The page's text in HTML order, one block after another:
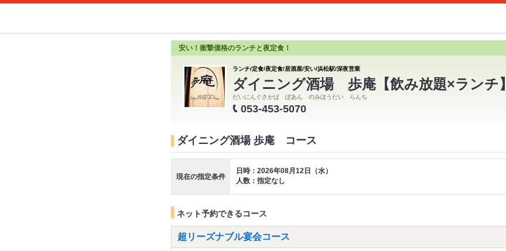
安い！衝撃価格のランチと夜定食！
ランチ/定食/夜定食/居酒屋/安い/浜松駅/深夜営業
ダイニング酒場 歩庵【飲み放題×ランチ】
だいにんぐさかば ぽあん のみほうだい らんち
053-453-5070
ダイニング酒場 歩庵 コース
現在の指定条件
日時：2026年08月12日（水）
人数：指定なし
ネット予約できるコース
超リーズナブル宴会コース